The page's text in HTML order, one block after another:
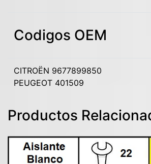
Codigos OEM
CITROËN 9677899850
PEUGEOT 401509
Productos